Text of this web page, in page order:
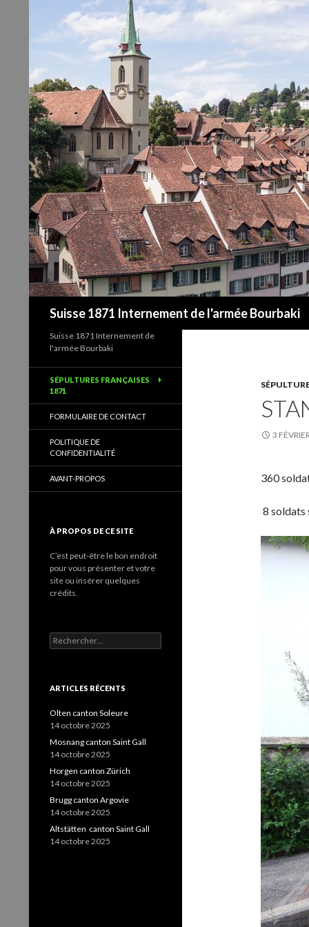
Suisse 1871 Internement de l'armée Bourbaki
3
360
8 soldats
Suisse 1871 Internement de
l'armée Bourbaki
SÉPULTURES FRANÇAISES
1871
FORMULAIRE DE CONTACT
POLITIQUE DE
CONFIDENTIALITÉ
AVANT-PROPOS
À PROPOS DE CE SITE
C’est peut-être le bon endroit
pour vous présenter et votre
site ou insérer quelques
crédits.
Rechercher :
ARTICLES RÉCENTS
Olten canton Soleure
14 octobre 2025
Mosnang canton Saint Gall
14 octobre 2025
Horgen canton Zürich
14 octobre 2025
Brugg canton Argovie
14 octobre 2025
Altstätten canton Saint Gall
14 octobre 2025